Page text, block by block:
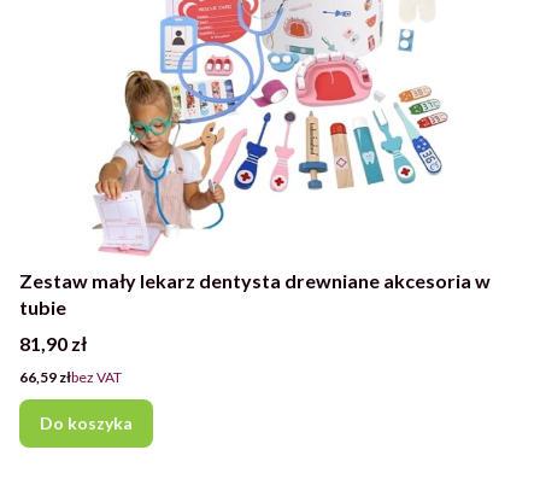
Zestaw mały lekarz dentysta drewniane akcesoria w
tubie
Cena
81,90 zł
Cena
66,59 złbez VAT
Do koszyka